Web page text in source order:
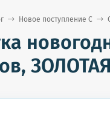
Новое поступление С